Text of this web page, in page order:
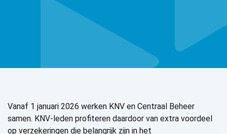
Vanaf 1 januari 2026 werken KNV en Centraal Beheer
samen. KNV-leden profiteren daardoor van extra voordeel
op verzekeringen die belangrijk zijn in het